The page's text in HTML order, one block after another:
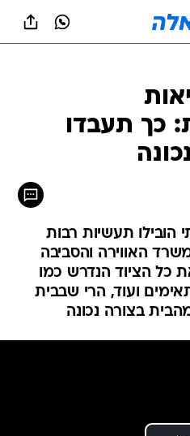
כך תעבדו
הובילו תעשיות רבות
האווירה והסביבה
כל הציוד הנדרש כמו
ועוד, הרי שבבית
בצורה נכונה